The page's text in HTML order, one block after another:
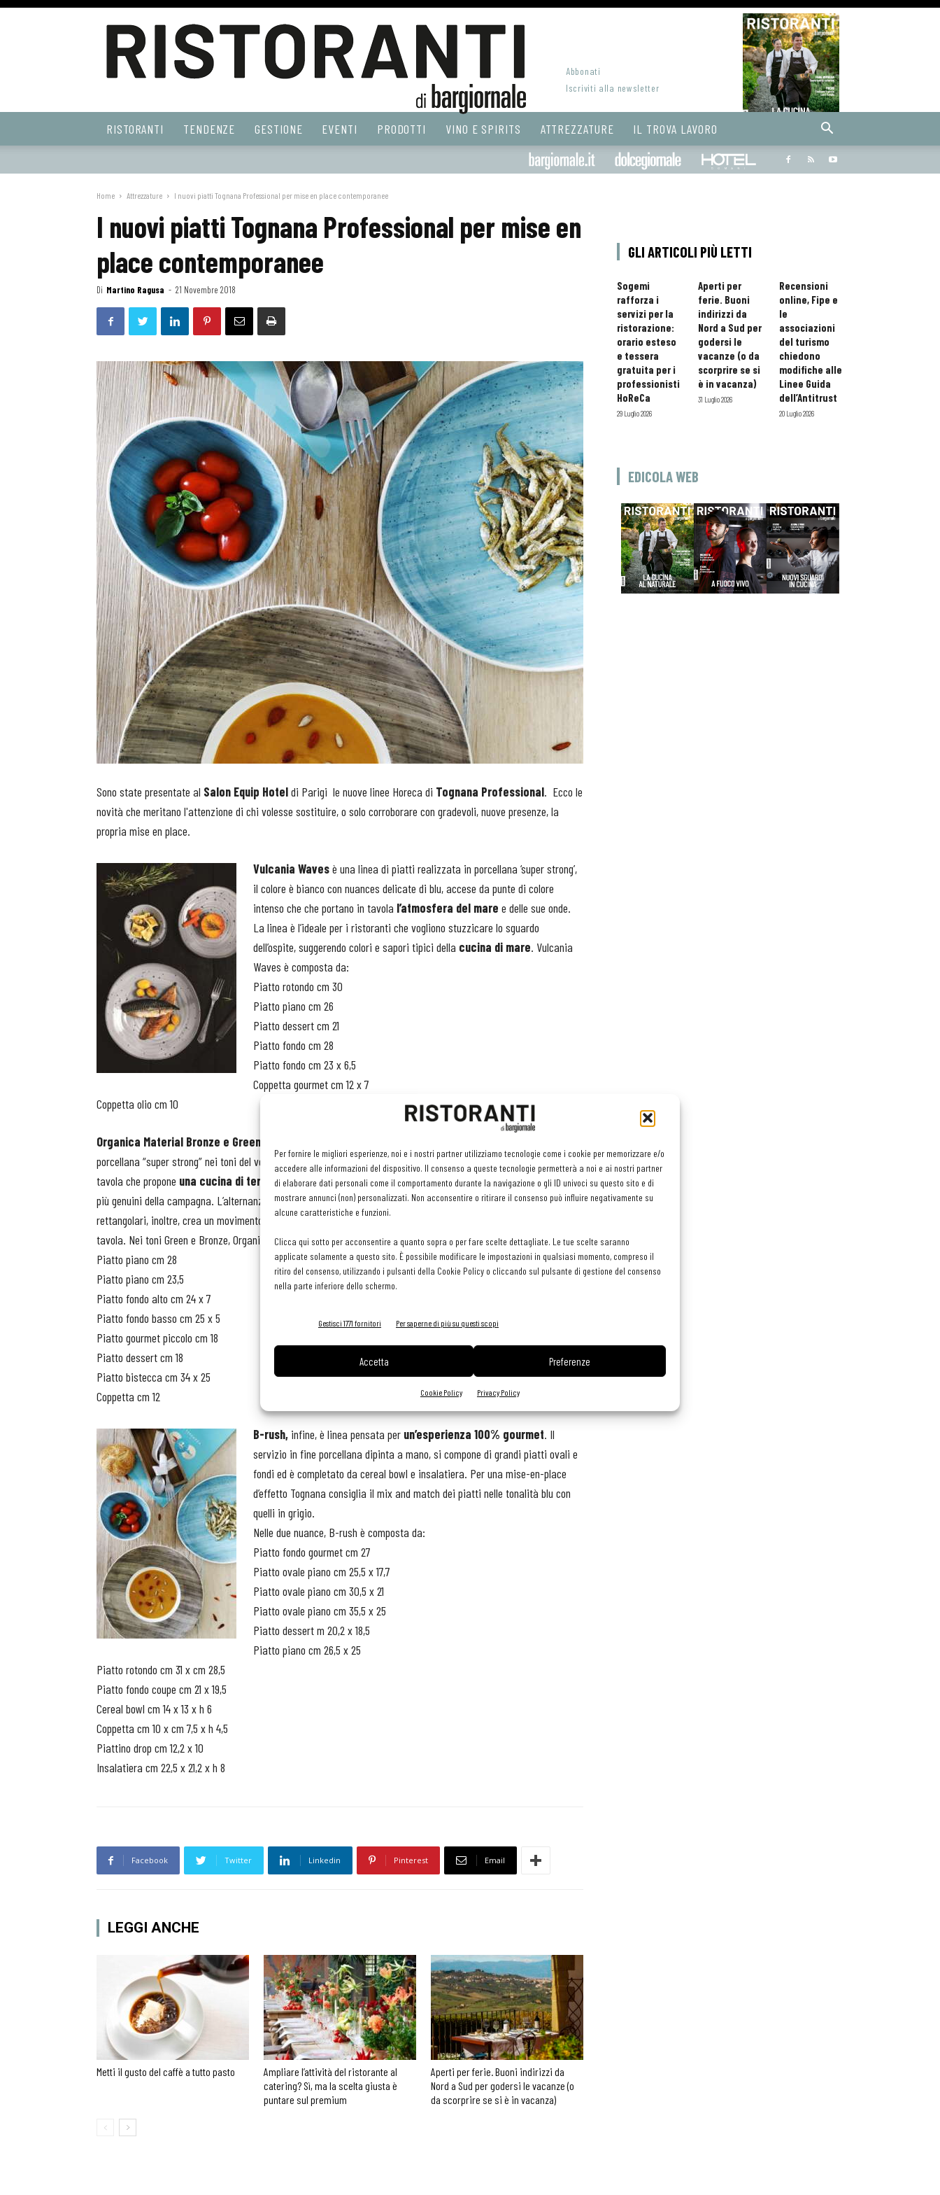
Per fornire le migliori esperienze, noi e i nostri partner utilizziamo tecnologie come i cookie per memorizzare e/o
accedere alle informazioni del dispositivo. Il consenso a queste tecnologie permetterà a noi e ai nostri partner
di elaborare dati personali come il comportamento durante la navigazione o gli ID univoci su questo sito e di
mostrare annunci (non) personalizzati. Non acconsentire o ritirare il consenso può influire negativamente su
alcune caratteristiche e funzioni.
Clicca qui sotto per acconsentire a quanto sopra o per fare scelte dettagliate. Le tue scelte saranno
applicate solamente a questo sito. È possibile modificare le impostazioni in qualsiasi momento, compreso il
ritiro del consenso, utilizzando i pulsanti della Cookie Policy o cliccando sul pulsante di gestione del consenso
nella parte inferiore dello schermo.
Gestisci 1771 fornitori Per saperne di più su questi scopi
Accetta Preferenze
Cookie Policy Privacy Policy
Web
Abbonati
Iscriviti alla newsletter
RISTORANTI TENDENZE GESTIONE EVENTI PRODOTTI VINO E SPIRITS ATTREZZATURE IL TROVA LAVORO
Bargiornale dolcegiornale
Home Attrezzature I nuovi piatti Tognana Professional per mise en place contemporanee
I nuovi piatti Tognana Professional per mise en
place contemporanee
Di Martino Ragusa - 21 Novembre 2018
Sono state presentate al Salon Equip Hoteldi Parigi le nuove linee Horeca di Tognana Professional. Ecco le
novità che meritano l'attenzione di chi volesse sostituire, o solo corroborare con gradevoli, nuove presenze, la
propria mise en place.
Vulcania Wavesè una linea di piatti realizzata in porcellana ‘super strong’,
il colore è bianco con nuances delicate di blu, accese da punte di colore
intenso che che portano in tavola l’atmosfera del mare e delle sue onde.
La linea è l’ideale per i ristoranti che vogliono stuzzicare lo sguardo
dell’ospite, suggerendo colori e sapori tipici della cucina di mare. Vulcania
Waves è composta da:
Piatto rotondo cm 30
Piatto piano cm 26
Piatto dessert cm 21
Piatto fondo cm 28
Piatto fondo cm 23 x 6,5
Coppetta gourmet cm 12 x 7
Coppetta olio cm 10
Organica Material Bronze e Green
porcellana “super strong” nei toni del verde e del bronzo. È l’ideale per una
tavola che propone una cucina di terra
con un forte legame con i prodotti
più genuini della campagna. L’alternanza dei colori e delle forme, tonde e
rettangolari, inoltre, crea un movimento piacevole che rende più dinamica la
tavola. Nei toni Green e Bronze, Organica Material è composta da:
Piatto piano cm 28
Piatto piano cm 23,5
Piatto fondo alto cm 24 x 7
Piatto fondo basso cm 25 x 5
Piatto gourmet piccolo cm 18
Piatto dessert cm 18
Piatto bistecca cm 34 x 25
Coppetta cm 12
B-rush, infine, è linea pensata per un’esperienza 100% gourmet. Il
servizio in fine porcellana dipinta a mano, si compone di grandi piatti ovali e
fondi ed è completato da cereal bowl e insalatiera. Per una mise-en-place
d’effetto Tognana consiglia il mix and match dei piatti nelle tonalità blu con
quelli in grigio.
Nelle due nuance, B-rush è composta da:
Piatto fondo gourmet cm 27
Piatto ovale piano cm 25,5 x 17,7
Piatto ovale piano cm 30,5 x 21
Piatto ovale piano cm 35,5 x 25
Piatto dessert m 20,2 x 18,5
Piatto piano cm 26,5 x 25
Piatto rotondo cm 31 x cm 28,5
Piatto fondo coupe cm 21 x 19,5
Cereal bowl cm 14 x 13 x h 6
Coppetta cm 10 x cm 7,5 x h 4,5
Piattino drop cm 12,2 x 10
Insalatiera cm 22,5 x 21,2 x h 8
Facebook Twitter Linkedin Pinterest Email
LEGGI ANCHE
Metti il gusto del caffè a tutto pasto
Ampliare l’attività del ristorante al
catering? Sì, ma la scelta giusta è
puntare sul premium
Aperti per ferie. Buoni indirizzi da
Nord a Sud per godersi le vacanze (o
da scorprire se si è in vacanza)
GLI ARTICOLI PIÙ LETTI
Sogemi
rafforza i
servizi per la
ristorazione:
orario esteso
e tessera
gratuita per i
professionisti
HoReCa
29 Luglio 2026
Aperti per
ferie. Buoni
indirizzi da
Nord a Sud per
godersi le
vacanze (o da
scorprire se si
è in vacanza)
31 Luglio 2026
Recensioni
online, Fipe e
le
associazioni
del turismo
chiedono
modifiche alle
Linee Guida
dell’Antitrust
20 Luglio 2026
EDICOLA WEB